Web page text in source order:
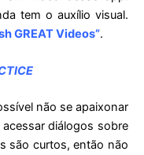
tem o auxílio visual.
GREAT Videos”.
não se apaixonar
diálogos sobre
são curtos, então não